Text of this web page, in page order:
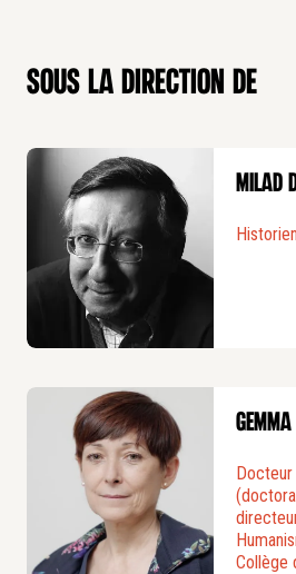
sous la direction de
Milad
Collège